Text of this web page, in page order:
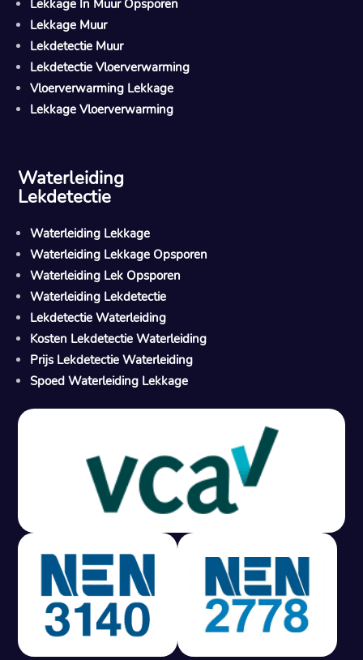
M
Gratis offerte in 24 uur
Geen lekkage? Geen betaling.
Vast tarief van € 395,- exc btw.
Rapport binnen 3 werkdagen.
100% RIsicovrij.
Vaak vergoed door verzekeraar.
Lekkage In Muur Opsporen
Lekkage Muur
Lekdetectie Muur
Lekdetectie Vloerverwarming
Vloerverwarming Lekkage
Lekkage Vloerverwarming
Waterleiding
Lekdetectie
Waterleiding Lekkage
Waterleiding Lekkage Opsporen
Waterleiding Lek Opsporen
Waterleiding Lekdetectie
Lekdetectie Waterleiding
Kosten Lekdetectie Waterleiding
Prijs Lekdetectie Waterleiding
Spoed Waterleiding Lekkage